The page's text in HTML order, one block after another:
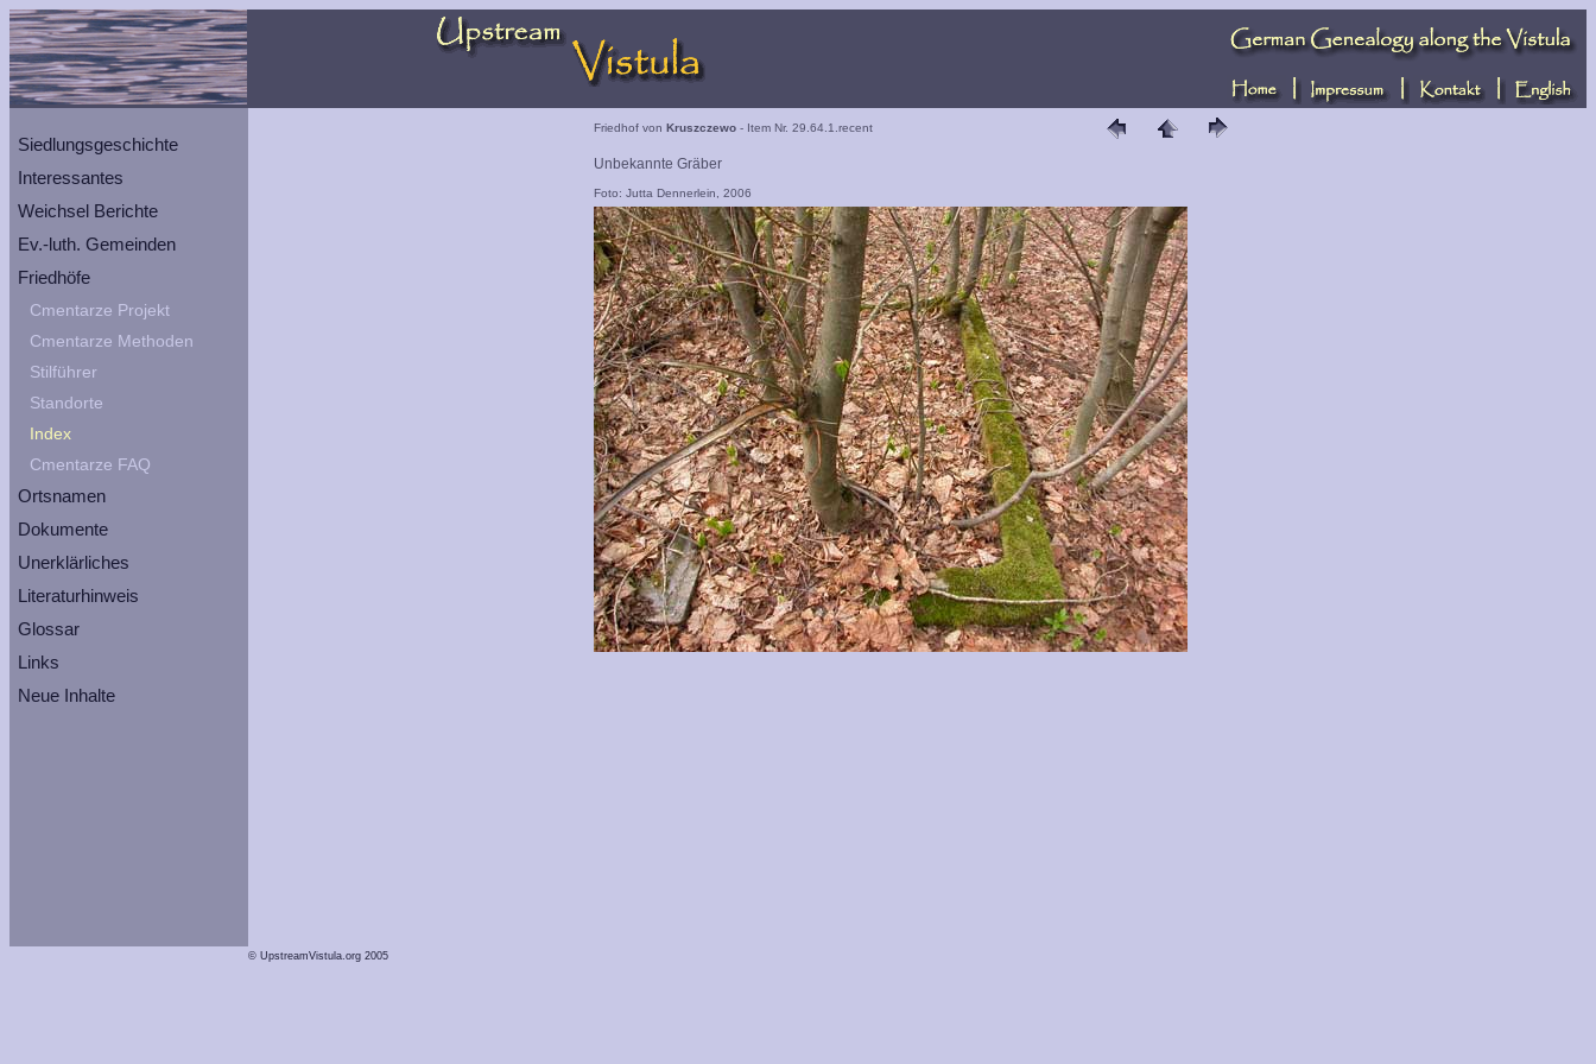
Siedlungsgeschichte
Interessantes
Weichsel Berichte
Ev.-luth. Gemeinden
Friedhöfe
Cmentarze Projekt
Cmentarze Methoden
Stilführer
Standorte
Index
Cmentarze FAQ
Ortsnamen
Dokumente
Unerklärliches
Literaturhinweis
Glossar
Links
Neue Inhalte
Friedhof von Kruszczewo- Item Nr. 29.64.1.recent
Unbekannte Gräber
Foto: Jutta Dennerlein, 2006
© UpstreamVistula.org 2005